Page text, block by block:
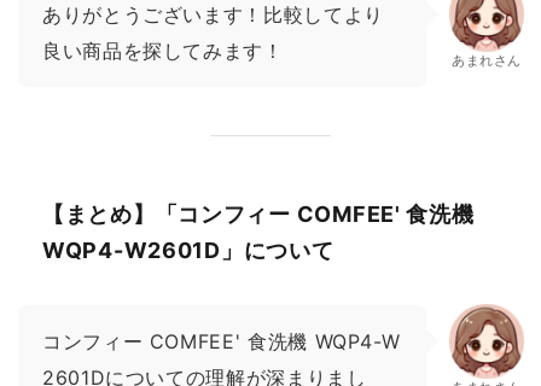
ありがとうございます！比較してより
良い商品を探してみます！
あまれさん
【まとめ】「コンフィー COMFEE' 食洗機
WQP4-W2601D」について
コンフィー COMFEE' 食洗機 WQP4-W
2601Dについての理解が深まりまし